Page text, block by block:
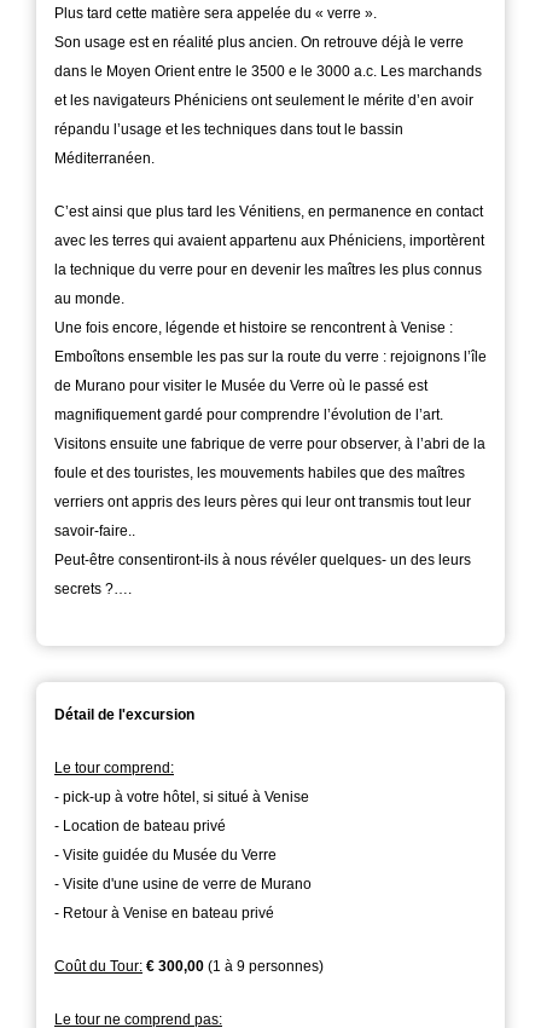
Plus tard cette matière sera appelée du « verre ».
Son usage est en réalité plus ancien. On retrouve déjà le verre
dans le Moyen Orient entre le 3500 e le 3000 a.c. Les marchands
et les navigateurs Phéniciens ont seulement le mérite d’en avoir
répandu l’usage et les techniques dans tout le bassin
Méditerranéen.
C’est ainsi que plus tard les Vénitiens, en permanence en contact
avec les terres qui avaient appartenu aux Phéniciens, importèrent
la technique du verre pour en devenir les maîtres les plus connus
au monde.
Une fois encore, légende et histoire se rencontrent à Venise :
Emboîtons ensemble les pas sur la route du verre : rejoignons l’île
de Murano pour visiter le Musée du Verre où le passé est
magnifiquement gardé pour comprendre l’évolution de l’art.
Visitons ensuite une fabrique de verre pour observer, à l’abri de la
foule et des touristes, les mouvements habiles que des maîtres
verriers ont appris des leurs pères qui leur ont transmis tout leur
savoir-faire..
Peut-être consentiront-ils à nous révéler quelques- un des leurs
secrets ?….
Détail de l'excursion
Le tour comprend:
- pick-up à votre hôtel, si situé à Venise
- Location de bateau privé
- Visite guidée du Musée du Verre
- Visite d'une usine de verre de Murano
- Retour à Venise en bateau privé
Coût du Tour: € 300,00 (1 à 9 personnes)
Le tour ne comprend pas: